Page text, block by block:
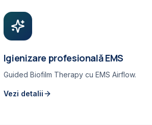
Igienizare profesională EMS
Guided Biofilm Therapy cu EMS Airflow.
Vezi detalii